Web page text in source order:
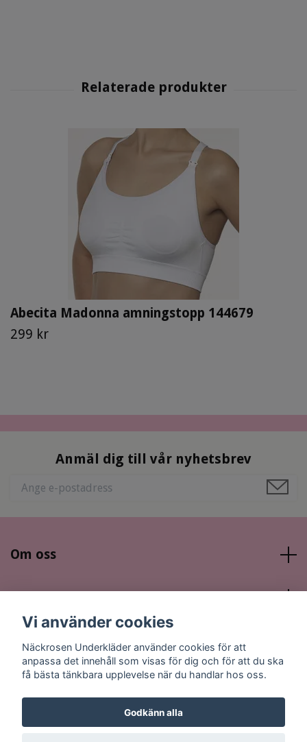
Abecita Madonna amningstopp 144679
299 kr
Anmäl dig till vår nyhetsbrev
Om oss
Läs mer
Vi använder cookies
Näckrosen Underkläder använder cookies för att
anpassa det innehåll som visas för dig och för att du ska
få bästa tänkbara upplevelse när du handlar hos oss.
Godkänn alla